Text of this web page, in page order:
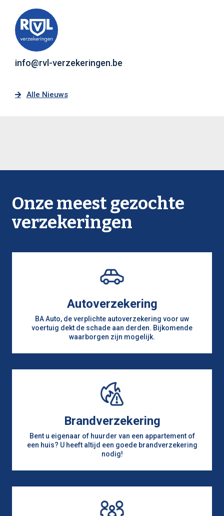
info@rvl-verzekeringen.be
Alle Nieuws
Onze meest gezochte
verzekeringen
Autoverzekering
BA Auto, de verplichte autoverzekering voor uw
voertuig dekt de schade aan derden. Bijkomende
waarborgen zijn mogelijk.
Brandverzekering
Bent u eigenaar of huurder van een appartement of
een huis? U heeft altijd een goede brandverzekering
nodig!